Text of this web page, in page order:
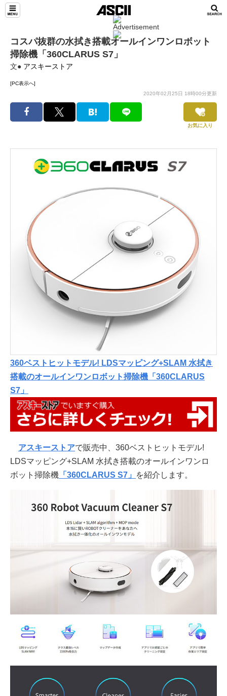
コスパ抜群の水拭き搭載オールインワンロボット
掃除機「360CLARUS S7」
文● アスキーストア
[PC表示へ]
2020年02月25日 18時00分更新
お気に入り
360ベストヒットモデル! LDSマッピング+SLAM 水拭き
搭載のオールインワンロボット掃除機「360CLARUS
S7」
アスキーストアで販売中、360ベストヒットモデル!
LDSマッピング+SLAM 水拭き搭載のオールインワンロ
ボット掃除機 「360CLARUS S7」 を紹介します。